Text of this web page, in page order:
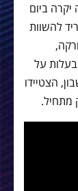
ביום
להשוות
על
הצטיידו
מתחיל.